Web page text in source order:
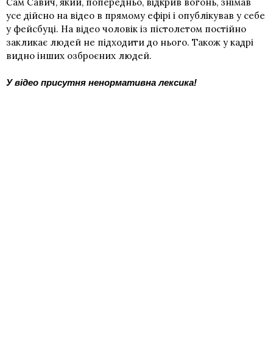
усе дійсно на відео в прямому ефірі і опублікував у себе
у фейсбуці. На відео чоловік із пістолетом постійно
закликає людей не підходити до нього. Також у кадрі
видно інших озброєних людей.
У відео присутня ненормативна лексика!